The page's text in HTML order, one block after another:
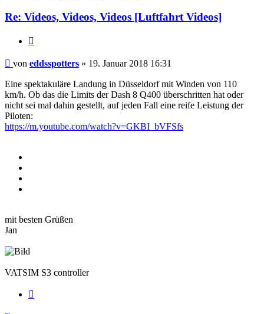
Re: Videos, Videos, Videos [Luftfahrt Videos]
Beitrag
von eddsspotters » 19. Januar 2018 16:31
Eine spektakuläre Landung in Düsseldorf mit Winden von 110
km/h. Ob das die Limits der Dash 8 Q400 überschritten hat oder
nicht sei mal dahin gestellt, auf jeden Fall eine reife Leistung der
Piloten:
https://m.youtube.com/watch?v=GKBI_bVFSfs
mit besten Grüßen
Jan
VATSIM S3 controller